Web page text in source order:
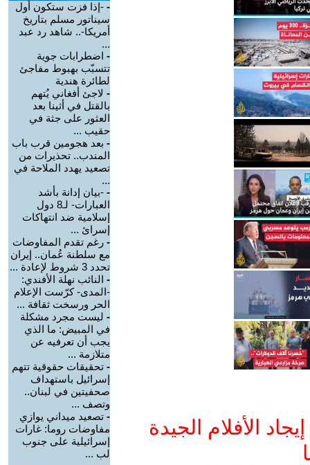
الأفلام الجيدة
- -إذا فزت ستكون أول
سيناتور مسلم بتاريخ
أمريكا-.. شاهد رد عبد
...
- اضطرابات جوية
تتسبّب بهبوط مفاجئ
لطائرة هندية
- لاجئ أفغاني يُتهم
بالقتل في أثينا بعد
العثور على جثة في
حقيب ...
- بعد هجومين قرب باب
المندب.. تحذيرات من
تصعيد يهدد الملاحة في
...
- -بيان إدانة بأشد
العبارات- لـ8 دول
إسلامية ضد انتهاكات
إسرائ ...
- رغم تقدم المفاوضات
مع سلطنة عُمان.. إيران
تحدد 3 شروط لإعادة ...
- النائب نهلة الأفندي:
-المدى- كرّست الإعلام
الحر ورسخت ثقافة ...
- ليست مجرد مشكلة
في المبيض: ما الذي
يجب أن تعرفيه عن
متلازمة ...
- تحقيقات حقوقية تتهم
إسرائيل باستهداف
صحفيتين في لبنان..
وتصف ...
- تصعيد ميداني يوازي
مفاوضات روما: غارات
إسرائيلية على جنوب
لب ...